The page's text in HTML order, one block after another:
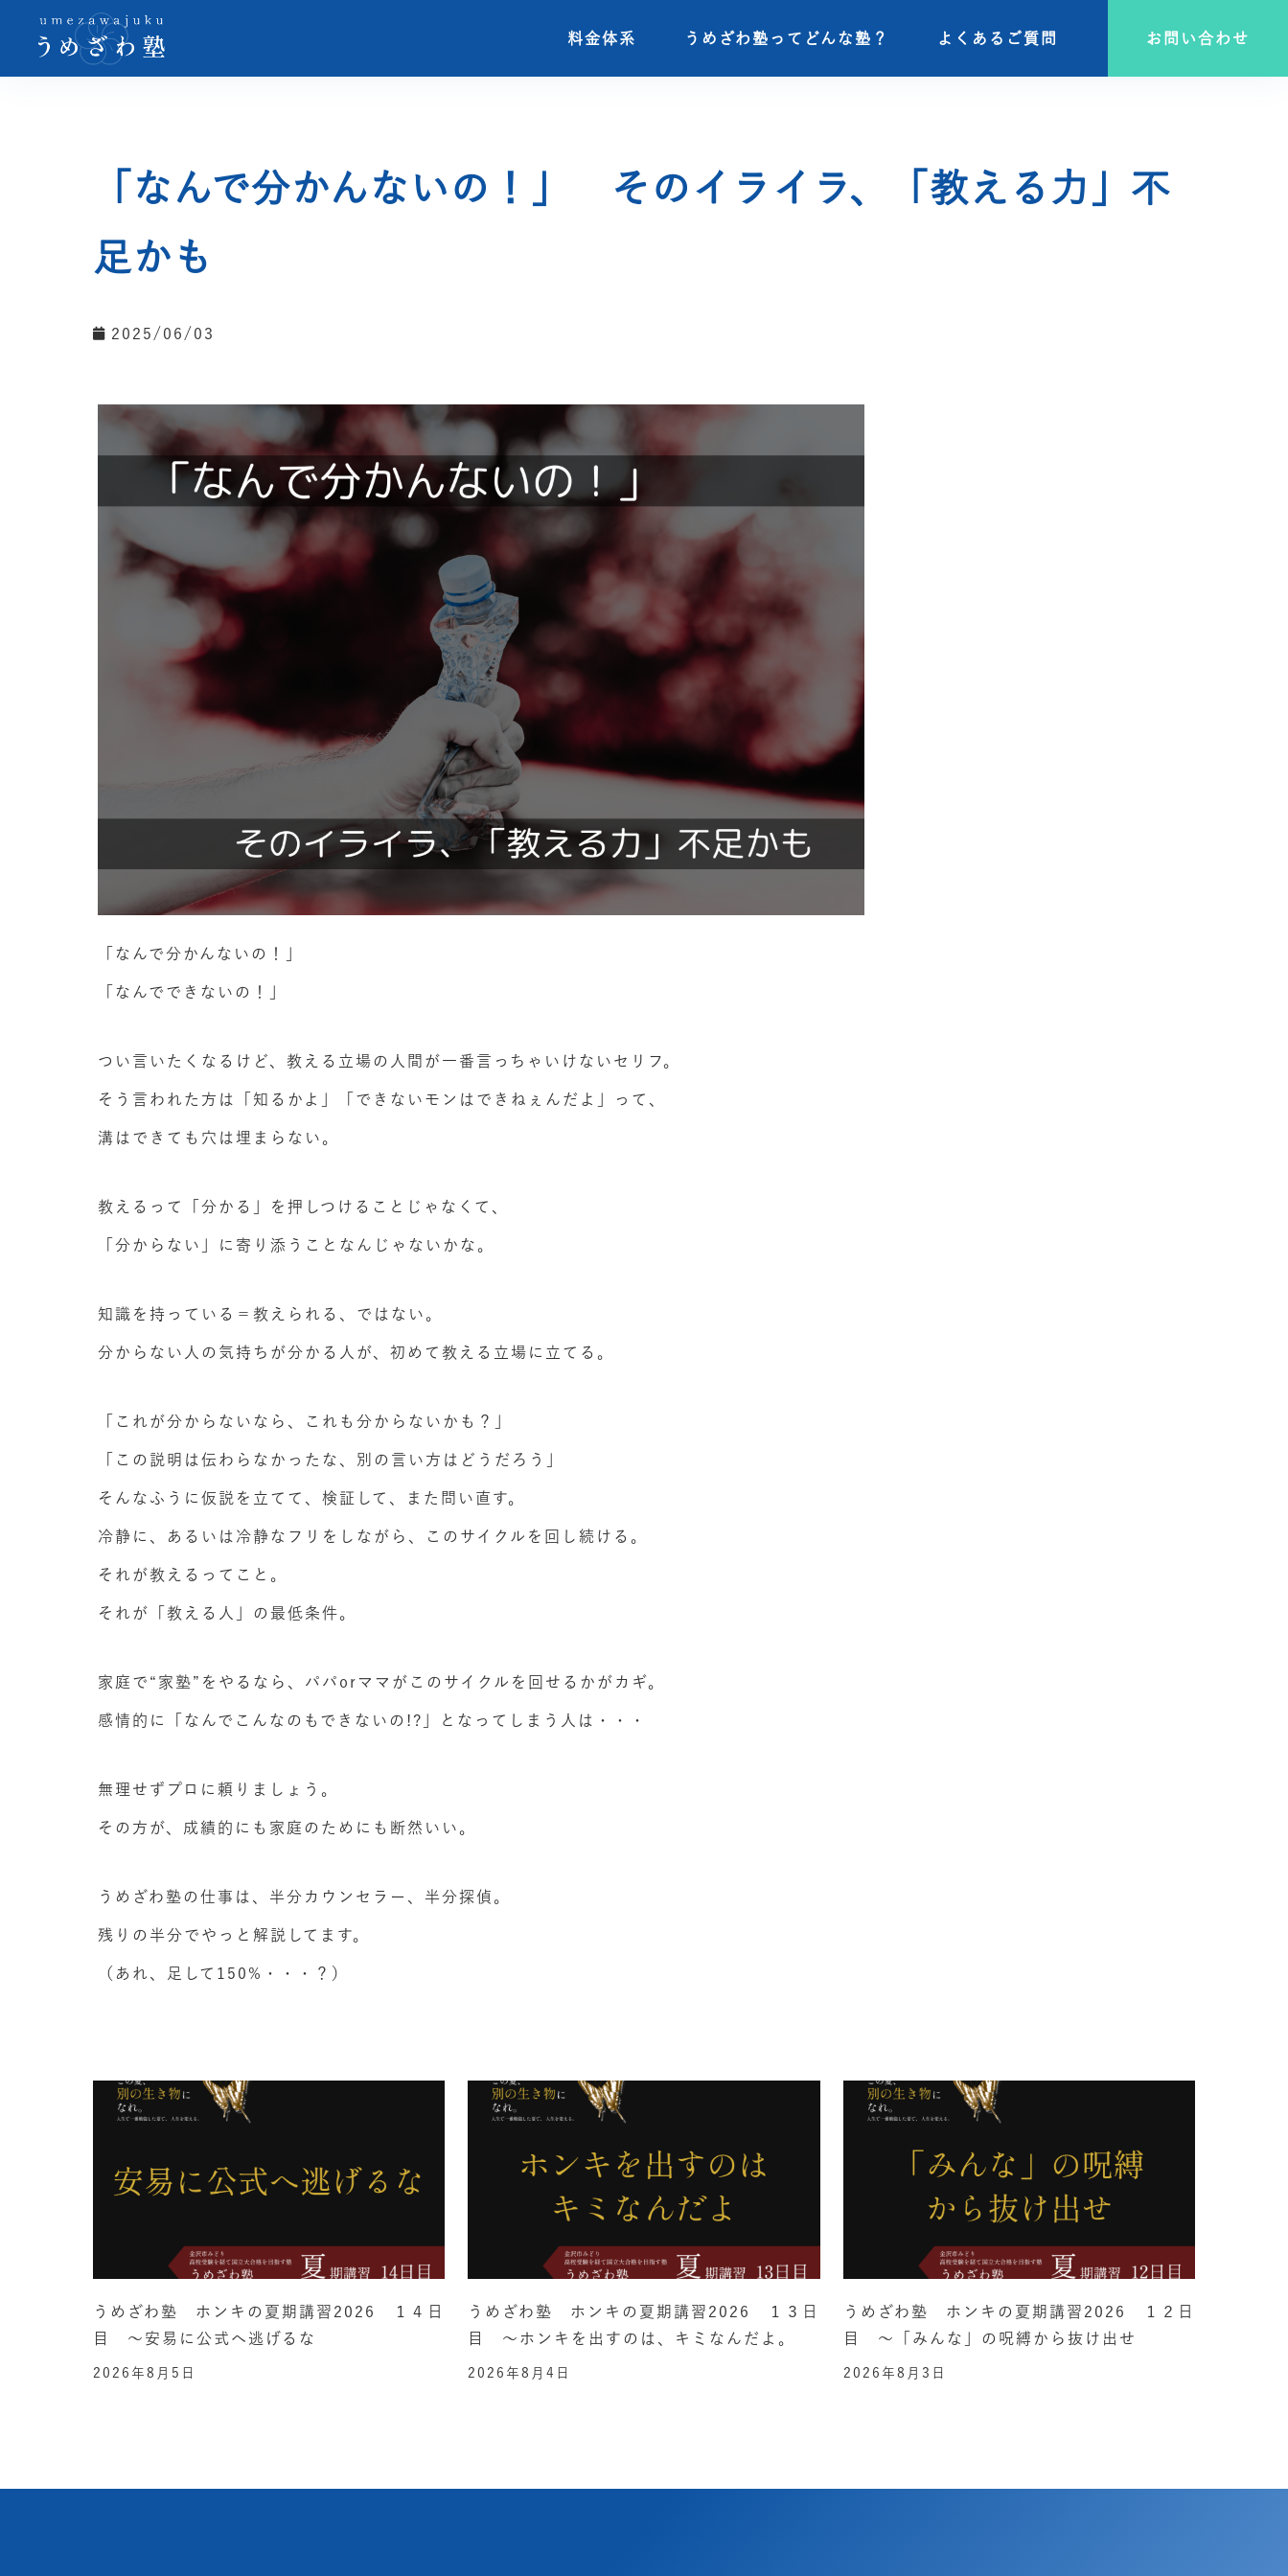
料金体系 うめざわ塾ってどんな塾？ よくあるご質問 お問い合わせ
料金体系 うめざわ塾ってどんな塾？ よくあるご質問 お問い合わせ
「なんで分かんないの！」 そのイライラ、「教える力」不
足かも
2025/06/03
「なんで分かんないの！」
「なんでできないの！」
つい言いたくなるけど、教える立場の人間が一番言っちゃいけないセリフ。
そう言われた方は「知るかよ」「できないモンはできねぇんだよ」って、
溝はできても穴は埋まらない。
教えるって「分かる」を押しつけることじゃなくて、
「分からない」に寄り添うことなんじゃないかな。
知識を持っている＝教えられる、ではない。
分からない人の気持ちが分かる人が、初めて教える立場に立てる。
「これが分からないなら、これも分からないかも？」
「この説明は伝わらなかったな、別の言い方はどうだろう」
そんなふうに仮説を立てて、検証して、また問い直す。
冷静に、あるいは冷静なフリをしながら、このサイクルを回し続ける。
それが教えるってこと。
それが「教える人」の最低条件。
家庭で“家塾”をやるなら、パパorママがこのサイクルを回せるかがカギ。
感情的に「なんでこんなのもできないの!?」となってしまう人は・・・
無理せずプロに頼りましょう。
その方が、成績的にも家庭のためにも断然いい。
うめざわ塾の仕事は、半分カウンセラー、半分探偵。
残りの半分でやっと解説してます。
（あれ、足して150%・・・？）
うめざわ塾 ホンキの夏期講習2026 １４日
目 ～安易に公式へ逃げるな
2026年8月5日
うめざわ塾 ホンキの夏期講習2026 １３日
目 ～ホンキを出すのは、キミなんだよ。
2026年8月4日
うめざわ塾 ホンキの夏期講習2026 １２日
目 ～「みんな」の呪縛から抜け出せ
2026年8月3日